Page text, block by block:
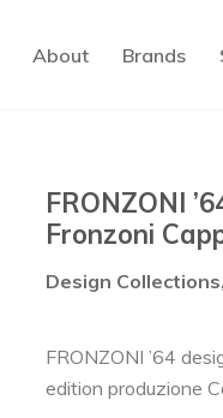
About Brands
FRONZONI
Fronzoni
Design
FRONZONI ’64
edition produzione